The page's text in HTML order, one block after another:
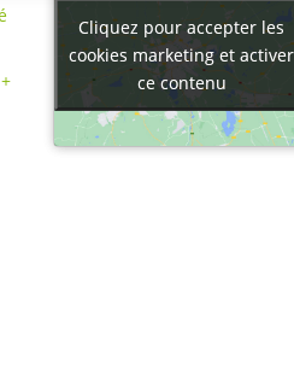
+
Cliquez pour accepter les
cookies marketing et activer
ce contenu
Cliquez pour accepter les
cookies marketing et activer
ce contenu